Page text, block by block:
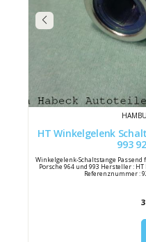
HT Winkelgelenk Schaltstange für
Winkelgelenk-Schaltstange
Porsche 964 und 993 Hersteller :
Referenznummer :